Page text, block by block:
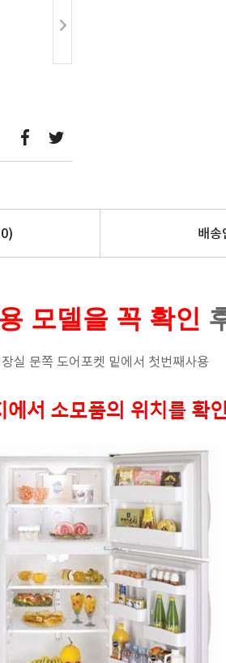
배송
모델을 꼭 확인
실 문쪽 도어포켓 밑에서 첫번째사용